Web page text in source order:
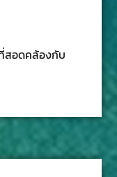
สอดคล้องกับ